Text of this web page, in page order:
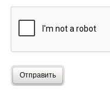
Отправить